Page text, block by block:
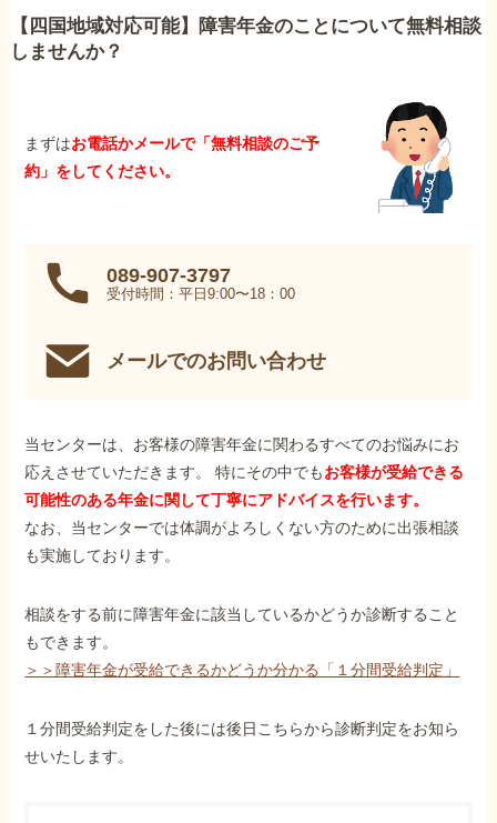
【四国地域対応可能】障害年金のことについて無料相談
しませんか？
まずはお電話かメールで「無料相談のご予
約」をしてください。
089-907-3797
受付時間：平日9:00〜18：00
メールでのお問い合わせ
当センターは、お客様の障害年金に関わるすべてのお悩みにお
応えさせていただきます。 特にその中でもお客様が受給できる
可能性のある年金に関して丁寧にアドバイスを行います。
なお、当センターでは体調がよろしくない方のために出張相談
も実施しております。
相談をする前に障害年金に該当しているかどうか診断すること
もできます。
＞＞障害年金が受給できるかどうか分かる「１分間受給判定」
１分間受給判定をした後には後日こちらから診断判定をお知ら
せいたします。